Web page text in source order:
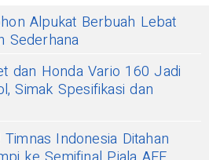
Alpukat Berbuah Lebat
Sederhana
dan Honda Vario 160 Jadi
Simak Spesifikasi dan
Indonesia Ditahan